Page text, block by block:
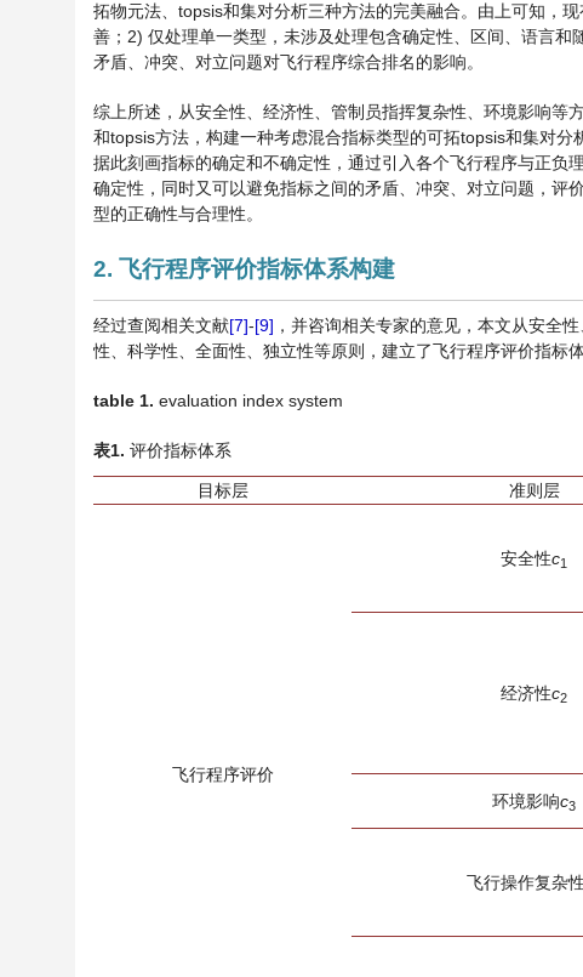
拓物元法、topsis和集对分析三种方法的完美融合。由上可知，
善；2) 仅处理单一类型，未涉及处理包含确定性、区间、语言
矛盾、冲突、对立问题对飞行程序综合排名的影响。
综上所述，从安全性、经济性、管制员指挥复杂性、环境影响等
和topsis方法，构建一种考虑混合指标类型的可拓topsis和集对
据此刻画指标的确定和不确定性，通过引入各个飞行程序与正负
确定性，同时又可以避免指标之间的矛盾、冲突、对立问题，评
型的正确性与合理性。
2. 飞行程序评价指标体系构建
经过查阅相关文献[7]-[9] ，并咨询相关专家的意见，本文从安全
性、科学性、全面性、独立性等原则，建立了飞行程序评价指标
table 1. evaluation index system
表1. 评价指标体系
目标层 准则层
飞行程序评价
安全性c1
经济性c2
环境影响c3
飞行操作复杂性